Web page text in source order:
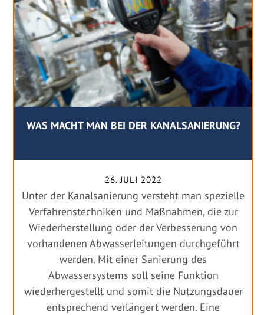
WAS MACHT MAN BEI DER KANALSANIERUNG?
26. JULI 2022
Unter der Kanalsanierung versteht man spezielle
Verfahrenstechniken und Maßnahmen, die zur
Wiederherstellung oder der Verbesserung von
vorhandenen Abwasserleitungen durchgeführt
werden. Mit einer Sanierung des
Abwassersystems soll seine Funktion
wiederhergestellt und somit die Nutzungsdauer
entsprechend verlängert werden. Eine